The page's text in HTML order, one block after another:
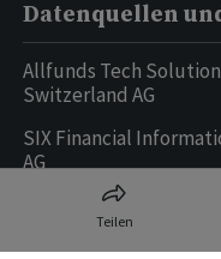
Teilen
Datenquellen
Allfunds Tech
Switzerland AG
SIX Financial
AG
Ringier AG |